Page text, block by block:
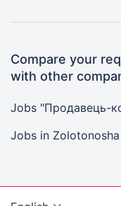
Compare your
with other
Jobs "Продавець-
Jobs in Zolotonosha